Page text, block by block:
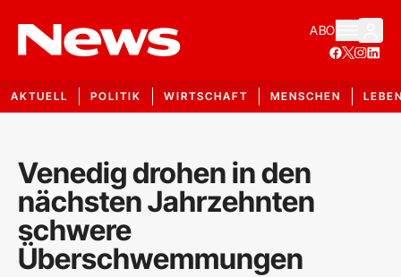
ABO
AKTUELL POLITIK WIRTSCHAFT MENSCHEN
Venedig drohen in den
nächsten Jahrzehnten
schwere
Überschwemmungen